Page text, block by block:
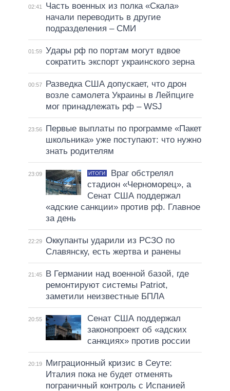
02:41
Часть военных из полка «Скала»
начали переводить в другие
подразделения – СМИ
01:59 Удары рф по портам могут вдвое
сократить экспорт украинского зерна
00:57
Разведка США допускает, что дрон
возле самолета Украины в Лейпциге
мог принадлежать рф – WSJ
23:56
Первые выплаты по программе «Пакет
школьника» уже поступают: что нужно
знать родителям
23:09 ИТОГИ
Враг обстрелял
стадион «Черноморец», а
Сенат США поддержал
«адские санкции» против рф. Главное
за день
22:29 Оккупанты ударили из РСЗО по
Славянску, есть жертва и ранены
21:45
В Германии над военной базой, где
ремонтируют системы Patriot,
заметили неизвестные БПЛА
20:55
Сенат США поддержал
законопроект об «адских
санкциях» против россии
20:19
Миграционный кризис в Сеуте:
Италия пока не будет отменять
пограничный контроль с Испанией